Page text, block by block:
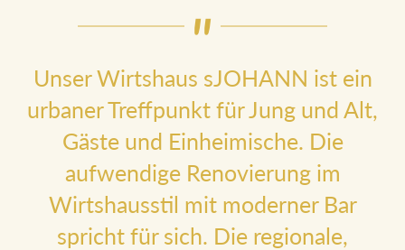
Unser Wirtshaus sJOHANN ist ein
urbaner Treffpunkt für Jung und Alt,
Gäste und Einheimische. Die
aufwendige Renovierung im
Wirtshausstil mit moderner Bar
spricht für sich. Die regionale,